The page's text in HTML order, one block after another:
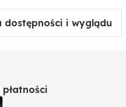
dostępności i wyglądu